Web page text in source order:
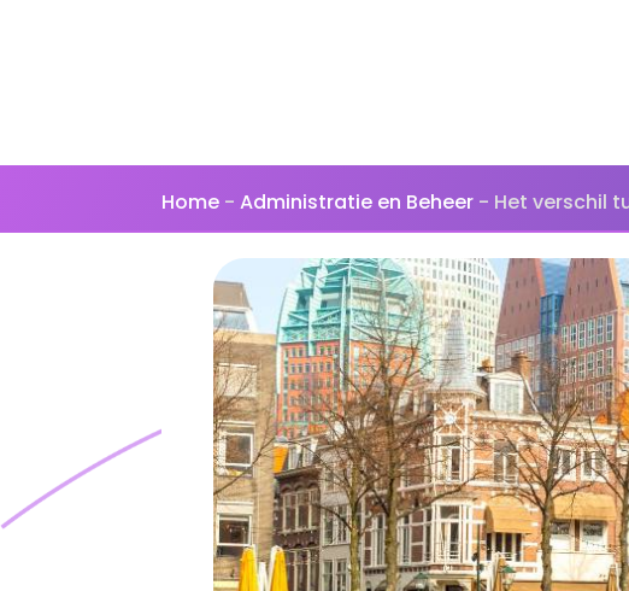
Home -Administratie en Beheer - Het verschil